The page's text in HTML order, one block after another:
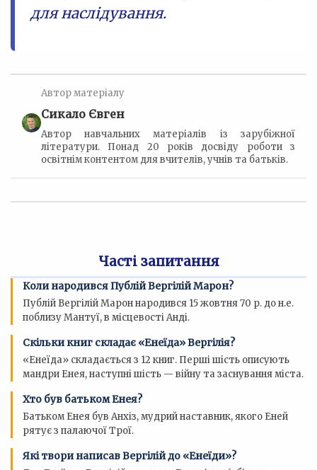
для наслідування.
Автор матеріалу
Сикало Євген
Автор навчальних матеріалів із зарубіжної
літератури. Понад 20 років досвіду роботи з
освітнім контентом для вчителів, учнів та батьків.
Часті запитання
Коли народився Публій Вергілій Марон?
Публій Вергілій Марон народився 15 жовтня 70 р. до н.е.
поблизу Мантуї, в місцевості Анді.
Скільки книг складає «Енеїда» Вергілія?
«Енеїда» складається з 12 книг. Перші шість описують
мандри Енея, наступні шість — війну та заснування міста.
Хто був батьком Енея?
Батьком Енея був Анхіз, мудрий наставник, якого Еней
рятує з палаючої Трої.
Які твори написав Вергілій до «Енеїди»?